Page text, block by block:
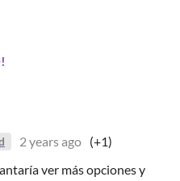
2 years ago (+1)
ver más opciones y